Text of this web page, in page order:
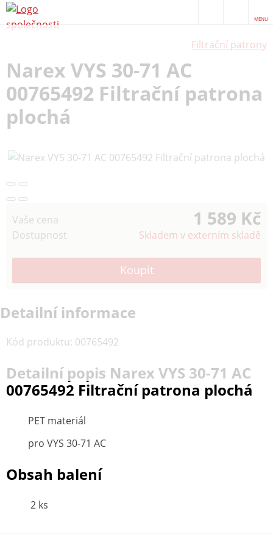
MENU
Filtrační patrony
Narex VYS 30-71 AC
00765492 Filtrační patrona
plochá
Vaše cena 1 589 Kč
Dostupnost Skladem v externím skladě
Detailní informace
Kód produktu: 00765492
Detailní popis Narex VYS 30-71 AC
00765492 Filtrační patrona plochá
PET materiál
pro VYS 30-71 AC
Obsah balení
2 ks